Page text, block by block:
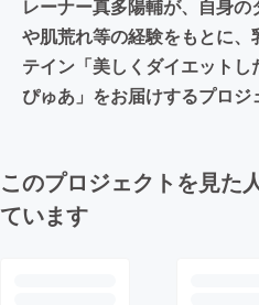
レーナー真多陽輔が、自身
や肌荒れ等の経験をもとに
テイン「美しくダイエット
ぴゅあ」をお届けするプロジ
このプロジェクトを見た
ています